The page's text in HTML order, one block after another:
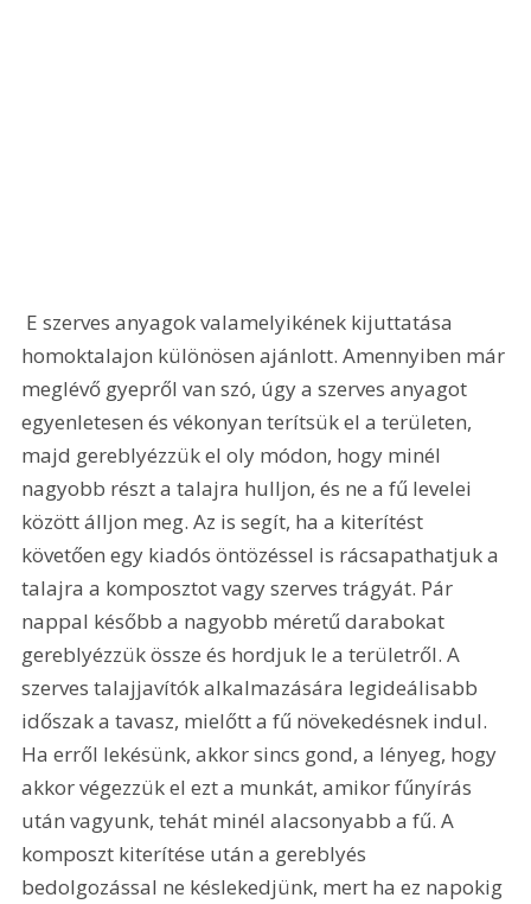
homoktalajon különösen ajánlott. Amennyiben már
meglévő gyepről van szó, úgy a szerves anyagot
egyenletesen és vékonyan terítsük el a területen,
majd gereblyézzük el oly módon, hogy minél
nagyobb részt a talajra hulljon, és ne a fű levelei
között álljon meg. Az is segít, ha a kiterítést
követően egy kiadós öntözéssel is rácsapathatjuk a
talajra a komposztot vagy szerves trágyát. Pár
nappal később a nagyobb méretű darabokat
gereblyézzük össze és hordjuk le a területről. A
szerves talajjavítók alkalmazására legideálisabb
időszak a tavasz, mielőtt a fű növekedésnek indul.
Ha erről lekésünk, akkor sincs gond, a lényeg, hogy
akkor végezzük el ezt a munkát, amikor fűnyírás
után vagyunk, tehát minél alacsonyabb a fű. A
komposzt kiterítése után a gereblyés
bedolgozással ne késlekedjünk, mert ha ez napokig